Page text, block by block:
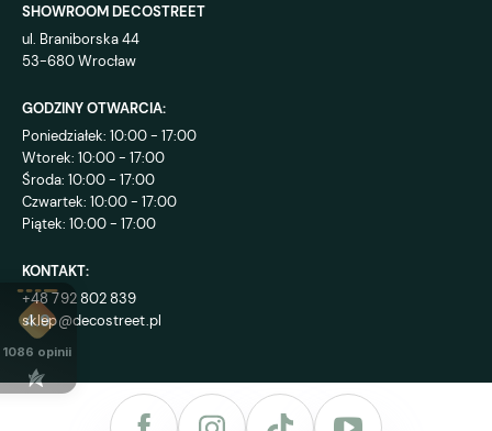
SHOWROOM DECOSTREET
ul. Braniborska 44
53-680 Wrocław
GODZINY OTWARCIA:
Poniedziałek: 10:00 - 17:00
Wtorek: 10:00 - 17:00
Środa: 10:00 - 17:00
Czwartek: 10:00 - 17:00
Piątek: 10:00 - 17:00
KONTAKT:
+48 792 802 839
sklep@decostreet.pl
4.9
1086 opinii